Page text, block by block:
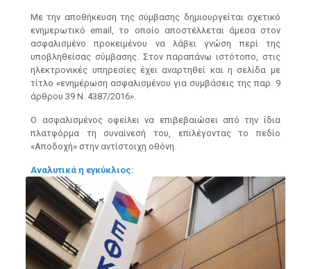
Με την αποθήκευση της σύμβασης δημιουργείται σχετικό
ενημερωτικό email, το οποίο αποστέλλεται άμεσα στον
ασφαλισμένο προκειμένου να λάβει γνώση περί της
υποβληθείσας σύμβασης. Στον παραπάνω ιστότοπο, στις
ηλεκτρονικές υπηρεσίες έχει αναρτηθεί και η σελίδα με
τίτλο «ενημέρωση ασφαλισμένου για συμβάσεις της παρ. 9
άρθρου 39 Ν. 4387/2016».
Ο ασφαλισμένος οφείλει να επιβεβαιώσει από την ίδια
πλατφόρμα τη συναίνεσή του, επιλέγοντας το πεδίο
«Αποδοχή» στην αντίστοιχη οθόνη.
Αναλυτικά η εγκύκλιος: